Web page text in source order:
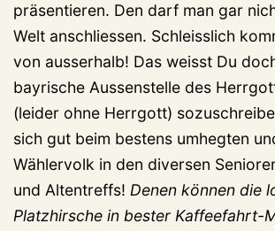
präsentieren. Den darf man gar
Welt anschliessen. Schleisslich
von ausserhalb! Das weisst Du
bayrische Aussenstelle des
(leider ohne Herrgott)
sich gut beim bestens umhegten
Wählervolk in den diversen
und Altentreffs! Denen können die
Platzhirsche in bester Kaffeefahrt-